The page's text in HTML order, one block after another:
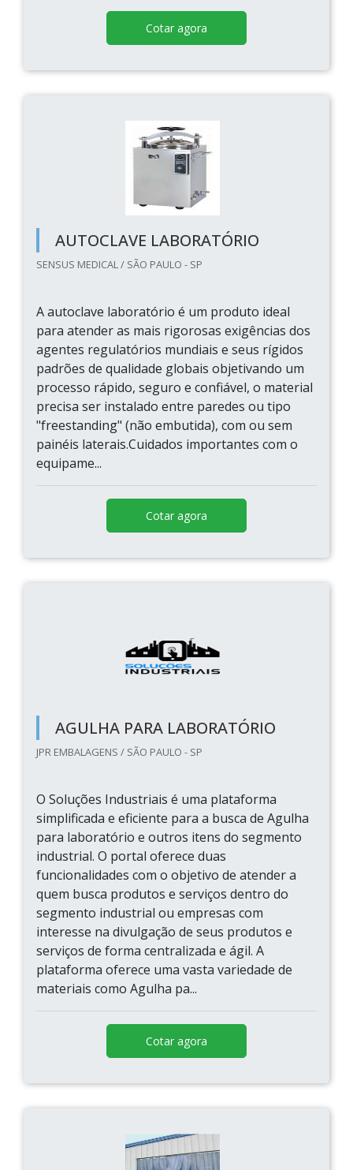
Cotar agora
AUTOCLAVE LABORATÓRIO
SENSUS MEDICAL / SÃO PAULO - SP
A autoclave laboratório é um produto ideal
para atender as mais rigorosas exigências dos
agentes regulatórios mundiais e seus rígidos
padrões de qualidade globais objetivando um
processo rápido, seguro e confiável, o material
precisa ser instalado entre paredes ou tipo
"freestanding" (não embutida), com ou sem
painéis laterais.Cuidados importantes com o
equipame...
Cotar agora
AGULHA PARA LABORATÓRIO
JPR EMBALAGENS / SÃO PAULO - SP
O Soluções Industriais é uma plataforma
simplificada e eficiente para a busca de Agulha
para laboratório e outros itens do segmento
industrial. O portal oferece duas
funcionalidades com o objetivo de atender a
quem busca produtos e serviços dentro do
segmento industrial ou empresas com
interesse na divulgação de seus produtos e
serviços de forma centralizada e ágil. A
plataforma oferece uma vasta variedade de
materiais como Agulha pa...
Cotar agora